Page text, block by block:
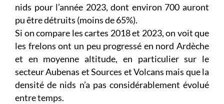
nids pour l’année 2023, dont environ 700 auront
pu être détruits (moins de 65%).
Si on compare les cartes 2018 et 2023, on voit que
les frelons ont un peu progressé en nord Ardèche
et en moyenne altitude, en particulier sur le
secteur Aubenas et Sources et Volcans mais que la
densité de nids n’a pas considérablement évolué
entre temps.